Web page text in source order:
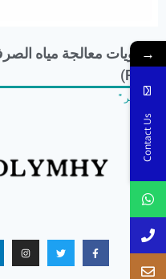
كيماويات معالجة مياه
اقرأ أكثر "
→
Contact Us